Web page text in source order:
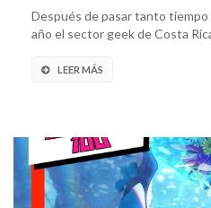
Después de pasar tanto
año el sector geek de Costa
LEER MÁS